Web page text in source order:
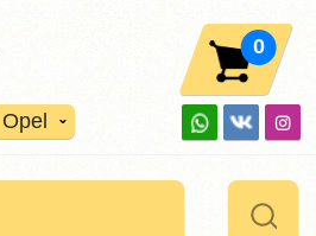
Opel
0